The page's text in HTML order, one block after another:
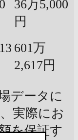
36万5,000
円
601万
2,617円
データに
実際にお
を保証す